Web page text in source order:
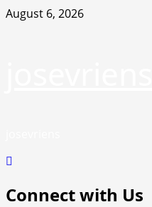
Skip
August 6, 2026
Connect with Us